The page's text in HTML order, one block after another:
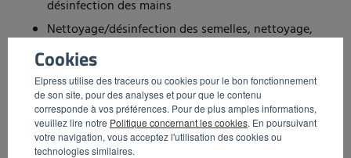
Cookies
Elpress utilise des traceurs ou cookies pour le bon fonctionnement
de son site, pour des analyses et pour que le contenu
corresponde à vos préférences. Pour de plus amples informations,
veuillez lire notre Politique concernant les cookies. En poursuivant
votre navigation, vous acceptez l'utilisation des cookies ou
technologies similaires.
désinfection des mains
Nettoyage/désinfection des semelles, nettoyage,
séchage et désinfection des mains
Modèles doubles
Stations hygiéniques
Une entrée hygiénique peut êtrecomplétéesi nécessaire.